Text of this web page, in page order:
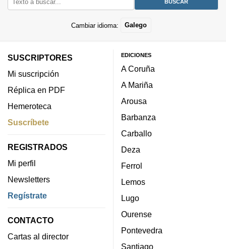
Cambiar idioma: Galego
SUSCRIPTORES
Mi suscripción
Réplica en PDF
Hemeroteca
Suscríbete
REGISTRADOS
Mi perfil
Newsletters
Regístrate
CONTACTO
Cartas al director
EDICIONES
A Coruña
A Mariña
Arousa
Barbanza
Carballo
Deza
Ferrol
Lemos
Lugo
Ourense
Pontevedra
Santiago